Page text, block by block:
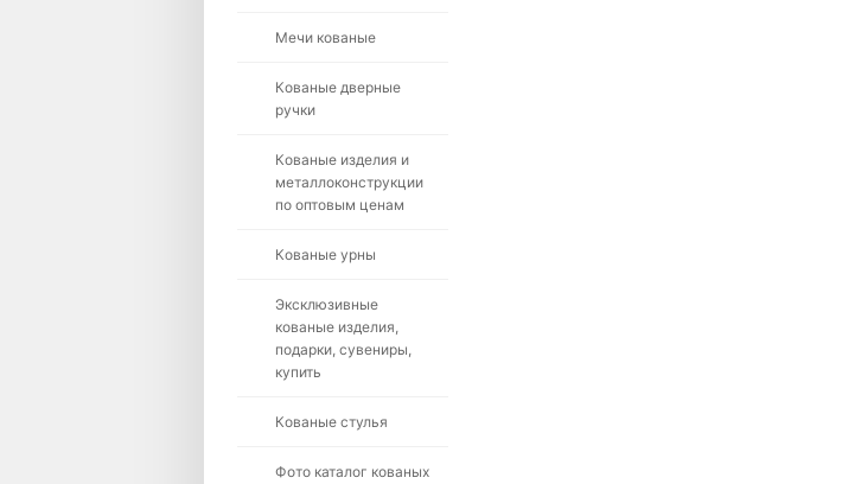
Мечи кованые
Кованые дверные
ручки
Кованые изделия и
металлоконструкции
по оптовым ценам
Кованые урны
Эксклюзивные
кованые изделия,
подарки, сувениры,
купить
Кованые стулья
Фото каталог кованых